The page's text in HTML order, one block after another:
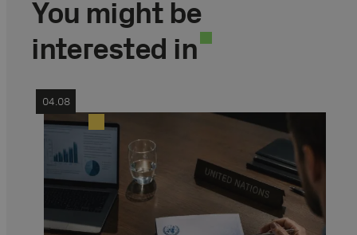
You might be
interested in
04.08